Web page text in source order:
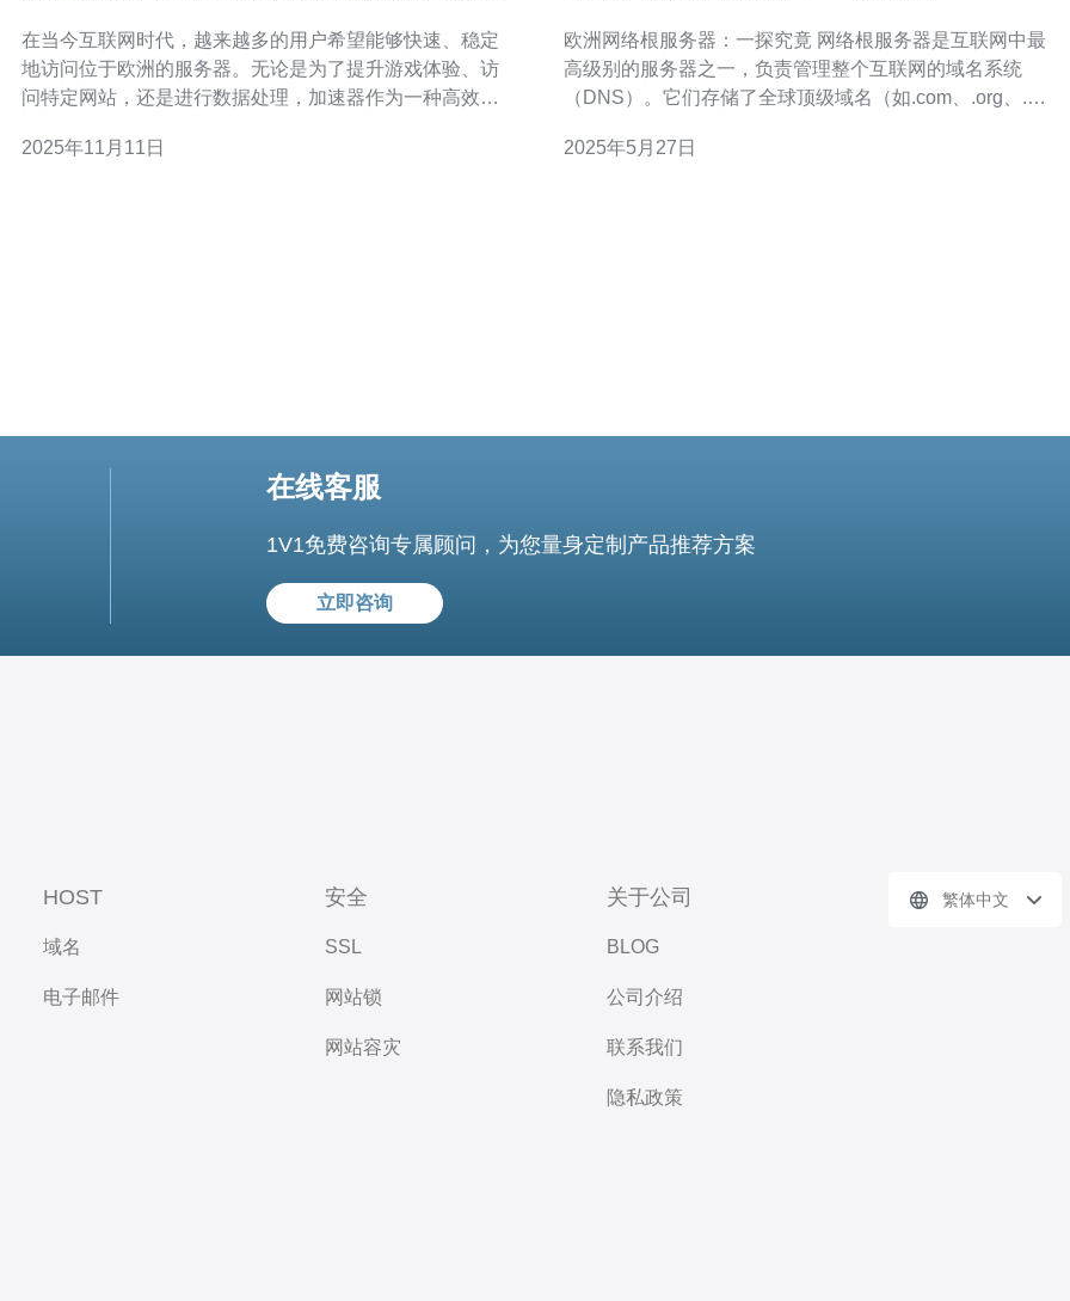
在当今互联网时代，越来越多的用户希望能够快速、稳定
地访问位于欧洲的服务器。无论是为了提升游戏体验、访
问特定网站，还是进行数据处理，加速器作为一种高效工
提供一些技巧，帮助您找到最佳、最便宜的解决方案，确
2025年11月11日
欧洲网络根服务器：一探究竟 网络根服务器是互联网中最
高级别的服务器之一，负责管理整个互联网的域名系统
（DNS）。它们存储了全球顶级域名（如.com、.org、.net
个网络根服务器，其中一些位于德国、法国、英国等国
2025年5月27日
在线客服
1V1免费咨询专属顾问，为您量身定制产品推荐方案
立即咨询
HOST
域名
电子邮件
安全
SSL
网站锁
网站容灾
关于公司
BLOG
公司介绍
联系我们
隐私政策
繁体中文